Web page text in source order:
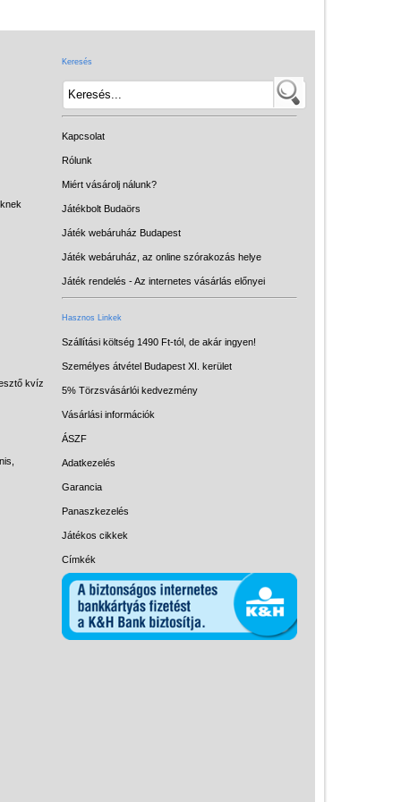
kvíz
Keresés
Kapcsolat
Rólunk
Miért vásárolj nálunk?
Játékbolt Budaörs
Játék webáruház Budapest
Játék webáruház, az online szórakozás helye
Játék rendelés - Az internetes vásárlás előnyei
Hasznos Linkek
Szállítási költség 1490 Ft-tól, de akár ingyen!
Személyes átvétel Budapest XI. kerület
5% Törzsvásárlói kedvezmény
Vásárlási információk
ÁSZF
Adatkezelés
Garancia
Panaszkezelés
Játékos cikkek
Címkék
Intelligens gyurma
Licenszes TOP
gyerekajándékok
LOGICO
LÜK
Papírszínház
Pixelhobby